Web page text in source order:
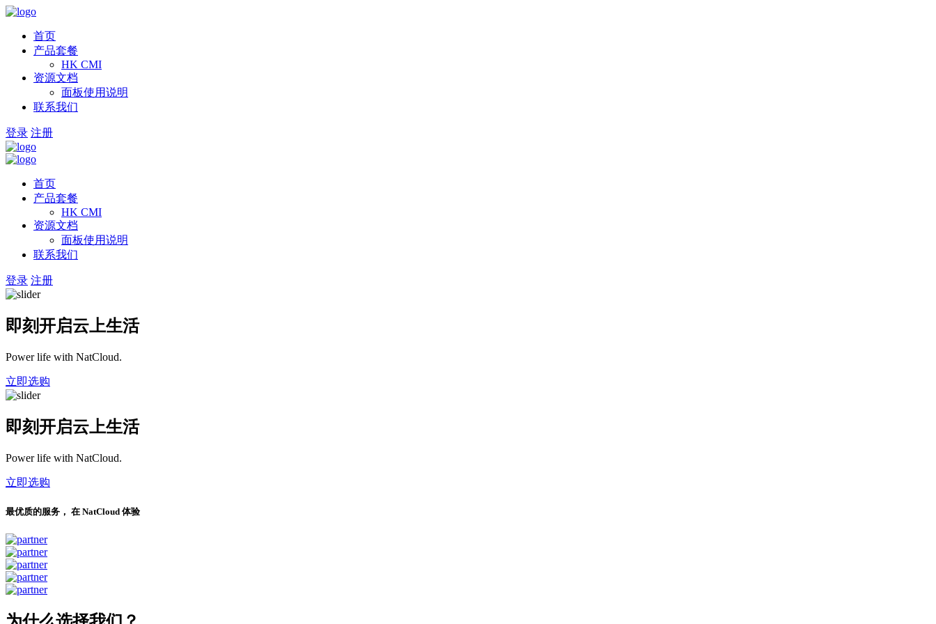
首页
产品套餐
HK CMI
资源文档
面板使用说明
联系我们
登录 注册
首页
产品套餐
HK CMI
资源文档
面板使用说明
联系我们
登录 注册
即刻开启云上生活
Power life with NatCloud.
立即选购
即刻开启云上生活
Power life with NatCloud.
立即选购
最优质的服务， 在 NatCloud 体验